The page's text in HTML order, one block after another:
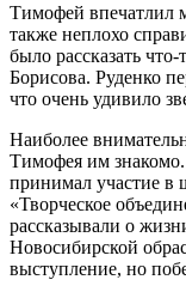
Тимофей впечатлил
также неплохо
было рассказать
Борисова. Руденко
что очень удивило
Наиболее
Тимофея им знакомо.
принимал участие в
«Творческое
рассказывали о
Новосибирской
выступление, но